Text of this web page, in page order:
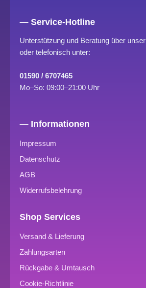
— Service-Hotline
Unterstützung und Beratung über unser
oder telefonisch unter:
01590 / 6707465
Mo–So: 09:00–21:00 Uhr
— Informationen
Impressum
Datenschutz
AGB
Widerrufsbelehrung
Shop Services
Versand & Lieferung
Zahlungsarten
Rückgabe & Umtausch
Cookie-Richtlinie